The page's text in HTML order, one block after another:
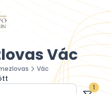
Vác
Vác
1